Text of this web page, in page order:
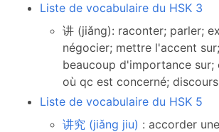
Liste de vocabulaire du HSK 3
讲 (jiǎng): raconter; parler;
négocier; mettre l'accent
beaucoup d'importance sur;
où qc est concerné;
Liste de vocabulaire du HSK 5
讲究 (jiǎng jiu) : accorder